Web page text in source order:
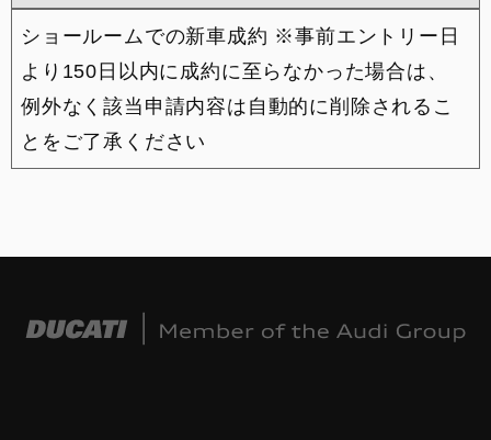
ショールームでの新車成約 ※事前エントリー日
より150日以内に成約に至らなかった場合は、
例外なく該当申請内容は自動的に削除されるこ
とをご了承ください